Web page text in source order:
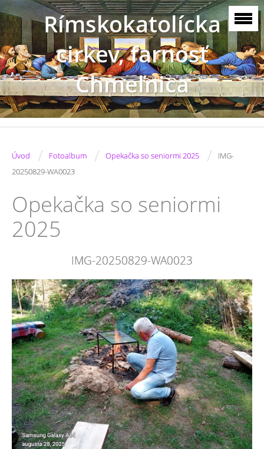
Rímskokatolícka
cirkev, farnosť
Chmeľnica
Úvod / Fotoalbum / Opekačka so seniormi 2025 /
IMG-
20250829-WA0023
Opekačka so seniormi
2025
IMG-20250829-WA0023